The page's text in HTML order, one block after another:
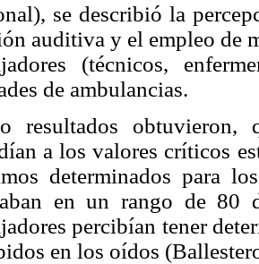
se describió la
auditiva y el empleo de
(técnicos,
de ambulancias.
resultados
a los valores críticos
determinados para
en un rango de 80
percibían tener
en los oídos